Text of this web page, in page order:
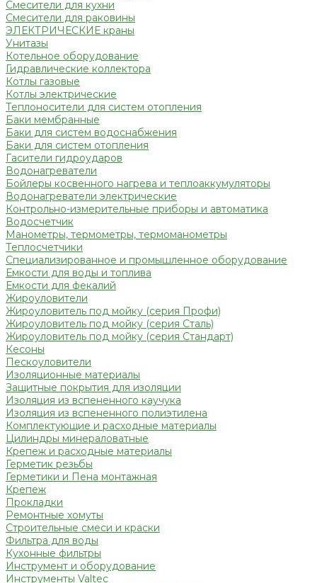
Смесители для кухни
Смесители для раковины
ЭЛЕКТРИЧЕСКИЕ краны
Унитазы
Котельное оборудование
Гидравлические коллектора
Котлы газовые
Котлы электрические
Теплоносители для систем отопления
Баки мембранные
Баки для систем водоснабжения
Баки для систем отопления
Гасители гидроударов
Водонагреватели
Бойлеры косвенного нагрева и теплоаккумуляторы
Водонагреватели электрические
Контрольно-измерительные приборы и автоматика
Водосчетчик
Манометры, термометры, термоманометры
Теплосчетчики
Специализированное и промышленное оборудование
Емкости для воды и топлива
Емкости для фекалий
Жироуловители
Жироуловитель под мойку (серия Профи)
Жироуловитель под мойку (серия Сталь)
Жироуловитель под мойку (серия Стандарт)
Кесоны
Пескоуловители
Изоляционные материалы
Защитные покрытия для изоляции
Изоляция из вспененного каучука
Изоляция из вспененного полиэтилена
Комплектующие и расходные материалы
Цилиндры минераловатные
Крепеж и расходные материалы
Герметик резьбы
Герметики и Пена монтажная
Крепеж
Прокладки
Ремонтные хомуты
Строительные смеси и краски
Фильтра для воды
Кухонные фильтры
Инструмент и оборудование
Инструменты Valtec